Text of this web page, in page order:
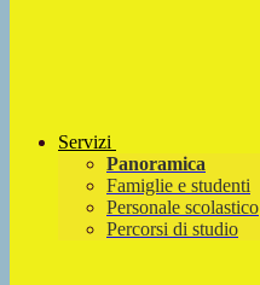
Servizi
Panoramica
Famiglie e studenti
Personale scolastico
Percorsi di studio